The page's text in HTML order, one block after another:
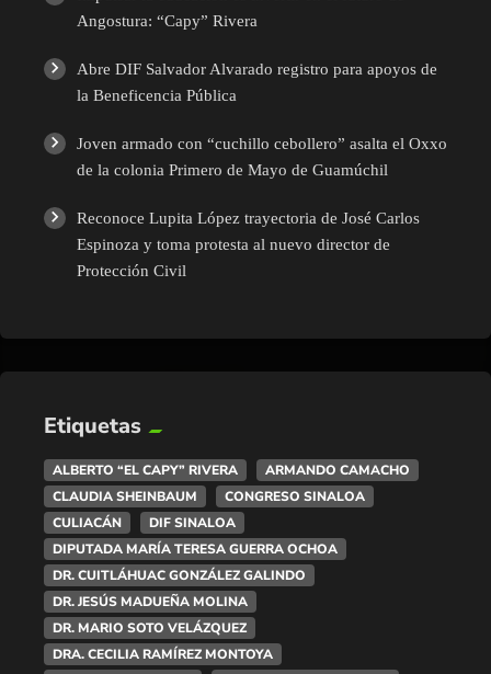
Angostura: “Capy” Rivera
Abre DIF Salvador Alvarado registro para apoyos de
la Beneficencia Pública
Joven armado con “cuchillo cebollero” asalta el Oxxo
de la colonia Primero de Mayo de Guamúchil
Reconoce Lupita López trayectoria de José Carlos
Espinoza y toma protesta al nuevo director de
Protección Civil
Etiquetas
ALBERTO “EL CAPY” RIVERA
ARMANDO CAMACHO
CLAUDIA SHEINBAUM
CONGRESO SINALOA
CULIACÁN
DIF SINALOA
DIPUTADA MARÍA TERESA GUERRA OCHOA
DR. CUITLÁHUAC GONZÁLEZ GALINDO
DR. JESÚS MADUEÑA MOLINA
DR. MARIO SOTO VELÁZQUEZ
DRA. CECILIA RAMÍREZ MONTOYA